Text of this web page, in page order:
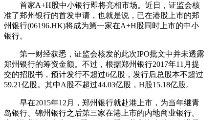
首家A+H股中小银行即将亮相市场。近日，证监会核
准了郑州银行的首发申请，也就是说，已在港股上市的郑
州银行(06196.HK)将成为第一家在A+H股同时上市的中小
银行。
第一财经获悉，证监会核发的此次IPO批文中并未透露
郑州银行的筹资金额。不过，根据郑州银行2017年11月提
交的招股书，预计发行不超过6亿股，发行后总股本不超过
59.21亿股。其中A股不超过44.03亿股，H股15.18亿股。
早在2015年12月，郑州银行就赴港上市，为当年继青
岛银行、锦州银行之后第三家在港上市的内地商业银行。